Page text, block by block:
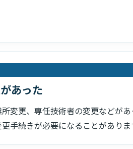
あった
変更、専任技術者の変更などがあ
手続きが必要になることがありま